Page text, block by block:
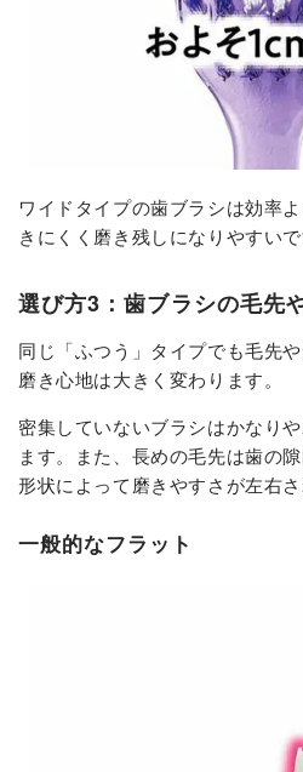
ワイドタイプの歯ブラシは効率
きにくく磨き残しになりやすいで
選び方3：歯ブラシの毛先
同じ「ふつう」タイプでも毛先
磨き心地は大きく変わります。
密集していないブラシはかなり
ます。また、長めの毛先は歯の
形状によって磨きやすさが左右さ
一般的なフラット